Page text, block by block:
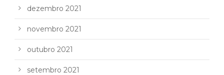
dezembro 2021
novembro 2021
outubro 2021
setembro 2021